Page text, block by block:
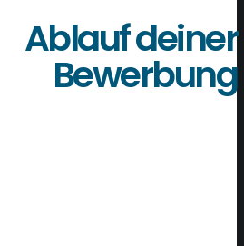
Ablauf deiner
Bewerbung